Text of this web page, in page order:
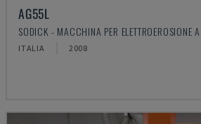
AG55L
SODICK - MACCHINA PER ELETTROEROSIONE
ITALIA 2008